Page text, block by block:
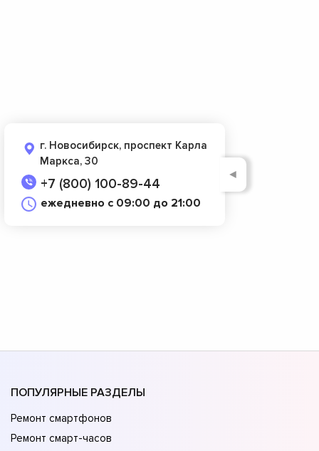
г. Новосибирск, проспект Карла
Маркса, 30
+7 (800) 100-89-44
ежедневно с 09:00 до 21:00
◄
ПОПУЛЯРНЫЕ РАЗДЕЛЫ
Ремонт смартфонов
Ремонт смарт-часов